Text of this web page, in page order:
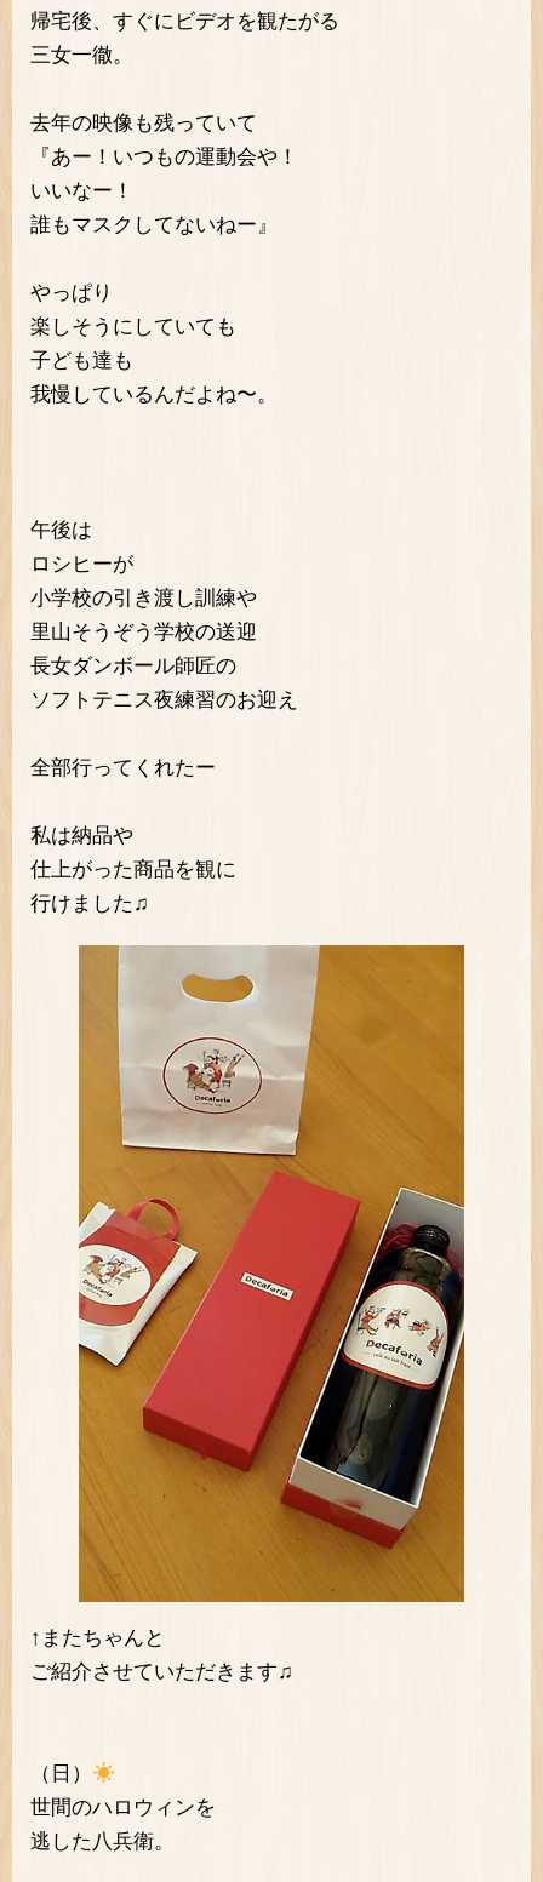
帰宅後、すぐにビデオを観たがる
三女一徹。
去年の映像も残っていて
『あー！いつもの運動会や！
いいなー！
誰もマスクしてないねー』
やっぱり
楽しそうにしていても
子ども達も
我慢しているんだよね〜。
午後は
ロシヒーが
小学校の引き渡し訓練や
里山そうぞう学校の送迎
長女ダンボール師匠の
ソフトテニス夜練習のお迎え
全部行ってくれたー
私は納品や
仕上がった商品を観に
行けました♫
↑またちゃんと
ご紹介させていただきます♫
（日）
世間のハロウィンを
逃した八兵衛。